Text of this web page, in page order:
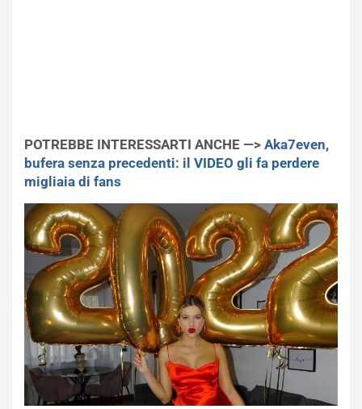
POTREBBE INTERESSARTI ANCHE —> Aka7even,
bufera senza precedenti: il VIDEO gli fa perdere
migliaia di fans